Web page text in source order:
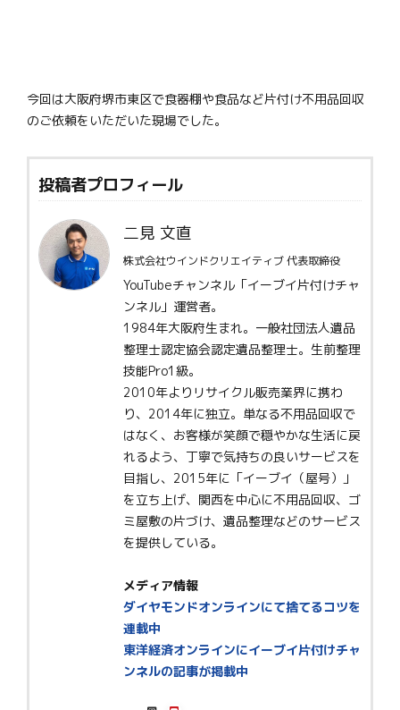
今回は大阪府堺市東区で食器棚や食品など片付け不用品回収
のご依頼をいただいた現場でした。
投稿者プロフィール
二見 文直
株式会社ウインドクリエイティブ 代表取締役
YouTubeチャンネル「イーブイ片付けチャ
ンネル」運営者。
1984年大阪府生まれ。一般社団法人遺品
整理士認定協会認定遺品整理士。生前整理
技能Pro1級。
2010年よりリサイクル販売業界に携わ
り、2014年に独立。単なる不用品回収で
はなく、お客様が笑顔で穏やかな生活に戻
れるよう、丁寧で気持ちの良いサービスを
目指し、2015年に「イーブイ（屋号）」
を立ち上げ、関西を中心に不用品回収、ゴ
ミ屋敷の片づけ、遺品整理などのサービス
を提供している。
メディア情報
ダイヤモンドオンラインにて捨てるコツを
連載中
東洋経済オンラインにイーブイ片付けチャ
ンネルの記事が掲載中